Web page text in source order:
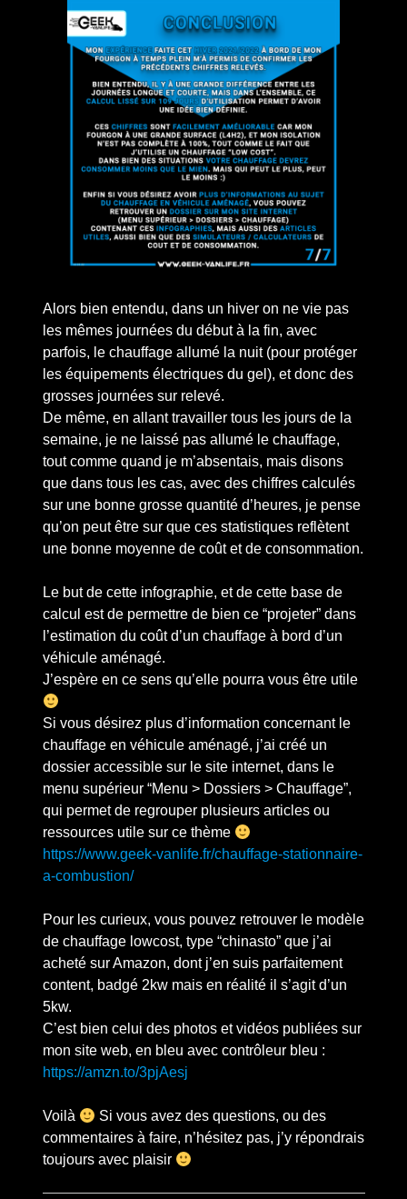
Alors bien entendu, dans un hiver on ne vie pas
les mêmes journées du début à la fin, avec
parfois, le chauffage allumé la nuit (pour protéger
les équipements électriques du gel), et donc des
grosses journées sur relevé.
De même, en allant travailler tous les jours de la
semaine, je ne laissé pas allumé le chauffage,
tout comme quand je m’absentais, mais disons
que dans tous les cas, avec des chiffres calculés
sur une bonne grosse quantité d’heures, je pense
qu’on peut être sur que ces statistiques reflètent
une bonne moyenne de coût et de consommation.
Le but de cette infographie, et de cette base de
calcul est de permettre de bien ce “projeter” dans
l’estimation du coût d’un chauffage à bord d’un
véhicule aménagé.
J’espère en ce sens qu’elle pourra vous être utile
Si vous désirez plus d’information concernant le
chauffage en véhicule aménagé, j’ai créé un
dossier accessible sur le site internet, dans le
menu supérieur “Menu > Dossiers > Chauffage”,
qui permet de regrouper plusieurs articles ou
ressources utile sur ce thème
https://www.geek-vanlife.fr/chauffage-stationnaire-
a-combustion/
Pour les curieux, vous pouvez retrouver le modèle
de chauffage lowcost, type “chinasto” que j’ai
acheté sur Amazon, dont j’en suis parfaitement
content, badgé 2kw mais en réalité il s’agit d’un
5kw.
C’est bien celui des photos et vidéos publiées sur
mon site web, en bleu avec contrôleur bleu :
https://amzn.to/3pjAesj
Voilà
Si vous avez des questions, ou des
commentaires à faire, n’hésitez pas, j’y répondrais
toujours avec plaisir